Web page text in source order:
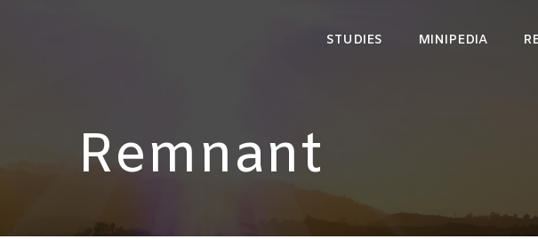
STUDIES MINIPEDIA
Remnant